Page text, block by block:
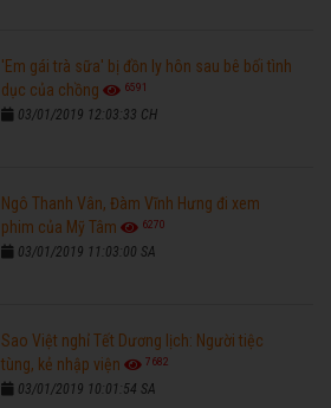
'Em gái trà sữa' bị đồn ly hôn sau bê bối tình
dục của chồng
6591
03/01/2019 12:03:33 CH
Ngô Thanh Vân, Đàm Vĩnh Hưng đi xem
phim của Mỹ Tâm
6270
03/01/2019 11:03:00 SA
Sao Việt nghỉ Tết Dương lịch: Người tiệc
tùng, kẻ nhập viện
7682
03/01/2019 10:01:54 SA